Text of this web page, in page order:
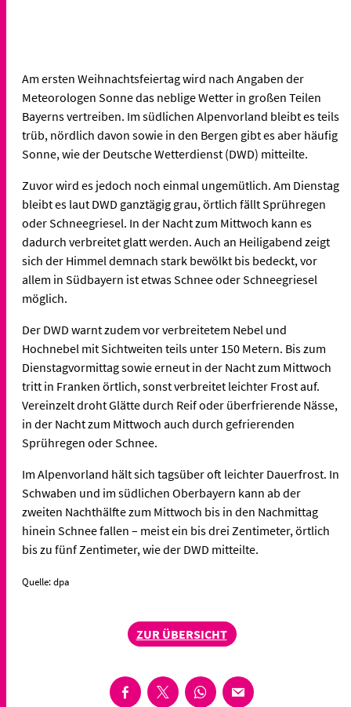
Am ersten Weihnachtsfeiertag wird nach Angaben der
Meteorologen Sonne das neblige Wetter in großen Teilen
Bayerns vertreiben. Im südlichen Alpenvorland bleibt es teils
trüb, nördlich davon sowie in den Bergen gibt es aber häufig
Sonne, wie der Deutsche Wetterdienst (DWD) mitteilte.
Zuvor wird es jedoch noch einmal ungemütlich. Am Dienstag
bleibt es laut DWD ganztägig grau, örtlich fällt Sprühregen
oder Schneegriesel. In der Nacht zum Mittwoch kann es
dadurch verbreitet glatt werden. Auch an Heiligabend zeigt
sich der Himmel demnach stark bewölkt bis bedeckt, vor
allem in Südbayern ist etwas Schnee oder Schneegriesel
möglich.
Der DWD warnt zudem vor verbreitetem Nebel und
Hochnebel mit Sichtweiten teils unter 150 Metern. Bis zum
Dienstagvormittag sowie erneut in der Nacht zum Mittwoch
tritt in Franken örtlich, sonst verbreitet leichter Frost auf.
Vereinzelt droht Glätte durch Reif oder überfrierende Nässe,
in der Nacht zum Mittwoch auch durch gefrierenden
Sprühregen oder Schnee.
Im Alpenvorland hält sich tagsüber oft leichter Dauerfrost. In
Schwaben und im südlichen Oberbayern kann ab der
zweiten Nachthälfte zum Mittwoch bis in den Nachmittag
hinein Schnee fallen – meist ein bis drei Zentimeter, örtlich
bis zu fünf Zentimeter, wie der DWD mitteilte.
Quelle: dpa
ZUR ÜBERSICHT